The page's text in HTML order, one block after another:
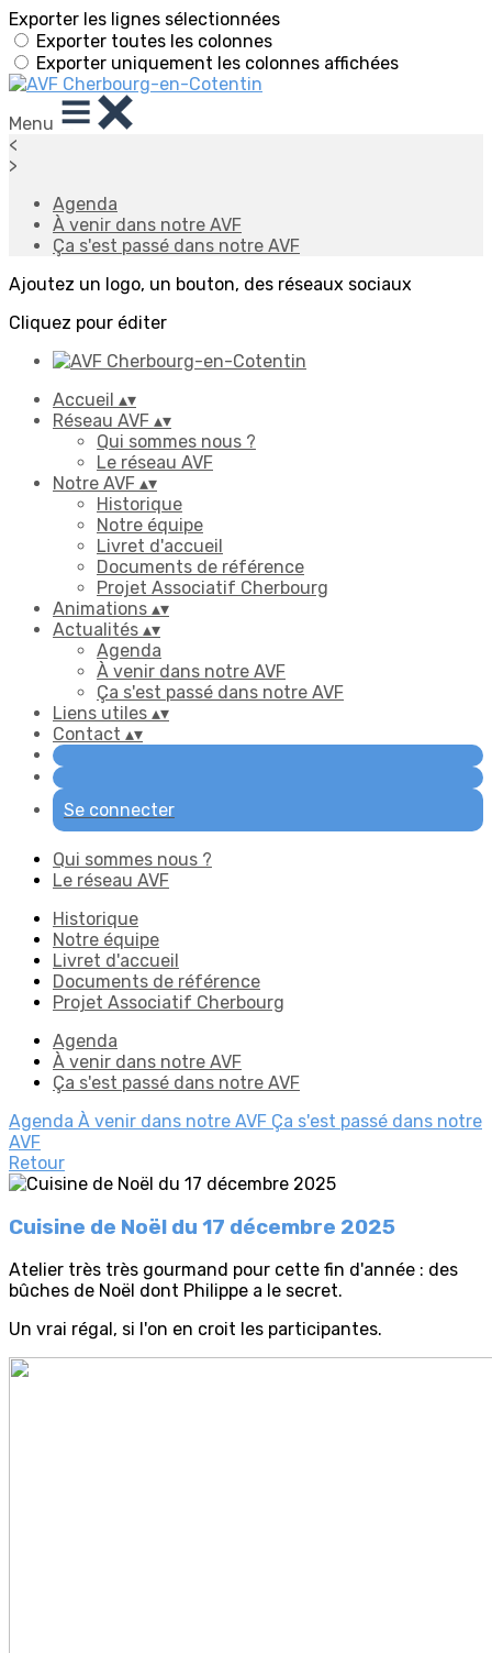
Exporter les lignes sélectionnées
Exporter toutes les colonnes
Exporter uniquement les colonnes affichées
Menu
<
>
Agenda
À venir dans notre AVF
Ça s'est passé dans notre AVF
Ajoutez un logo, un bouton, des réseaux sociaux
Cliquez pour éditer
Accueil ▴▾
Réseau AVF ▴▾
Qui sommes nous ?
Le réseau AVF
Notre AVF ▴▾
Historique
Notre équipe
Livret d'accueil
Documents de référence
Projet Associatif Cherbourg
Animations ▴▾
Actualités ▴▾
Agenda
À venir dans notre AVF
Ça s'est passé dans notre AVF
Liens utiles ▴▾
Contact ▴▾
Se connecter
Qui sommes nous ?
Le réseau AVF
Historique
Notre équipe
Livret d'accueil
Documents de référence
Projet Associatif Cherbourg
Agenda
À venir dans notre AVF
Ça s'est passé dans notre AVF
Agenda À venir dans notre AVF Ça s'est passé dans notre
AVF
Retour
Cuisine de Noël du 17 décembre 2025
Atelier très très gourmand pour cette fin d'année : des
bûches de Noël dont Philippe a le secret.
Un vrai régal, si l'on en croit les participantes.